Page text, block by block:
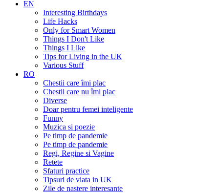
EN
Interesting Birthdays
Life Hacks
Only for Smart Women
Things I Don't Like
Things I Like
Tips for Living in the UK
Various Stuff
RO
Chestii care îmi plac
Chestii care nu îmi plac
Diverse
Doar pentru femei inteligente
Funny
Muzica si poezie
Pe timp de pandemie
Pe timp de pandemie
Regi, Regine si Vagine
Retete
Sfaturi practice
Tipsuri de viata in UK
Zile de nastere interesante